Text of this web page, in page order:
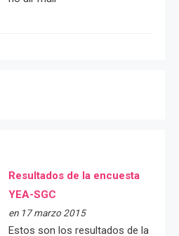
Resultados de la encuesta
YEA-SGC
en 17 marzo 2015
Estos son los resultados de la